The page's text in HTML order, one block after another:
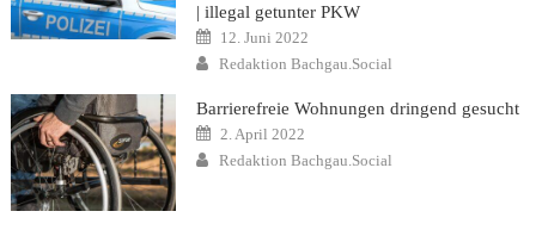
| illegal getunter PKW
Posted
on
12. Juni 2022
Author
Redaktion Bachgau.Social
Barrierefreie Wohnungen dringend gesucht
Posted
on
2. April 2022
Author
Redaktion Bachgau.Social